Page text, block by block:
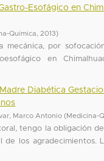
Esofágico en
Quimica 2013)
mecánica, por
en
Diabética
Marco Antonio (Medicina-
tengo la obligación
los agradecimientos.